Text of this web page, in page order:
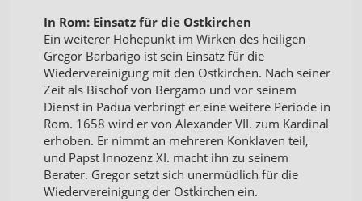
In Rom: Einsatz für die Ostkirchen
Ein weiterer Höhepunkt im Wirken des heiligen
Gregor Barbarigo ist sein Einsatz für die
Wiedervereinigung mit den Ostkirchen. Nach seiner
Zeit als Bischof von Bergamo und vor seinem
Dienst in Padua verbringt er eine weitere Periode in
Rom. 1658 wird er von Alexander VII. zum Kardinal
erhoben. Er nimmt an mehreren Konklaven teil,
und Papst Innozenz XI. macht ihn zu seinem
Berater. Gregor setzt sich unermüdlich für die
Wiedervereinigung der Ostkirchen ein.